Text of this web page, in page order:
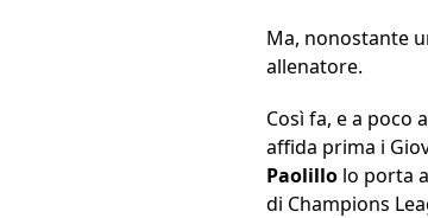
Ma, nonostante
allenatore.
Così fa, e a poco
affida prima i
Paolillo lo porta
di Champions